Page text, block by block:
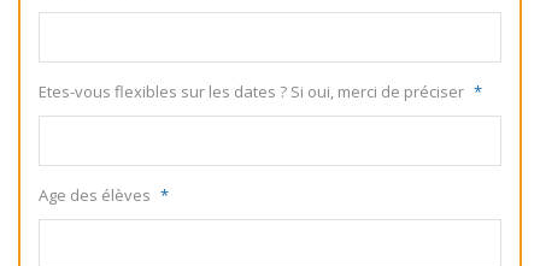
Etes-vous flexibles sur les dates ? Si oui, merci de préciser *
Age des élèves *